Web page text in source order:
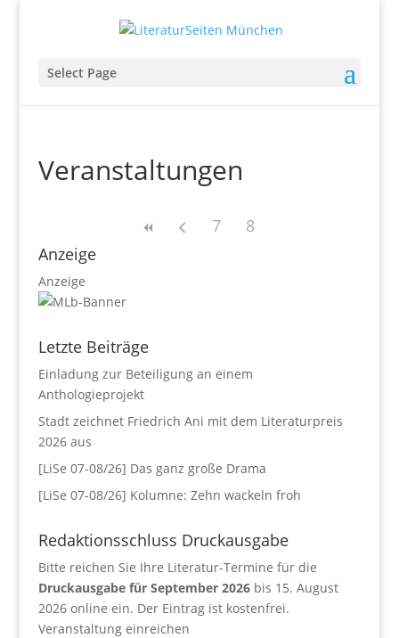
Select Page
Veranstaltungen
7
8
Anzeige
Anzeige
Letzte Beiträge
Einladung zur Beteiligung an einem
Anthologieprojekt
Stadt zeichnet Friedrich Ani mit dem Literaturpreis
2026 aus
[LiSe 07-08/26] Das ganz große Drama
[LiSe 07-08/26] Kolumne: Zehn wackeln froh
Redaktionsschluss Druckausgabe
Bitte reichen Sie Ihre Literatur-Termine für die
Druckausgabe für September 2026bis 15. August
2026 online ein. Der Eintrag ist kostenfrei.
Veranstaltung einreichen